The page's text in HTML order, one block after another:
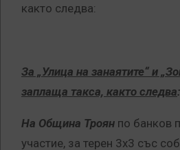
както следва:
За „Улица на занаятите“ и
заплаща такса, както следва:
На Община Троян по банков
участие, за терен 3х3 със